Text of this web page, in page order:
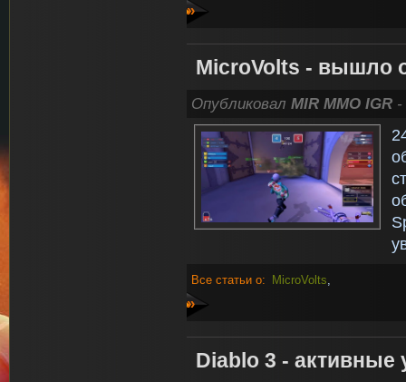
»
MicroVolts - вышло
Опубликовал MIR MMO IGR -
Все статьи о: MicroVolts,
»
Diablo 3 - активные